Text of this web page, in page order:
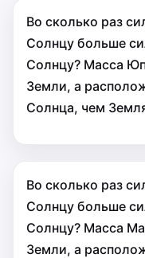
Во сколько раз
Солнцу больше
Солнцу? Масса
Земли, а
Солнца, чем
Во сколько раз
Солнцу больше
Солнцу? Масса
Земли, а